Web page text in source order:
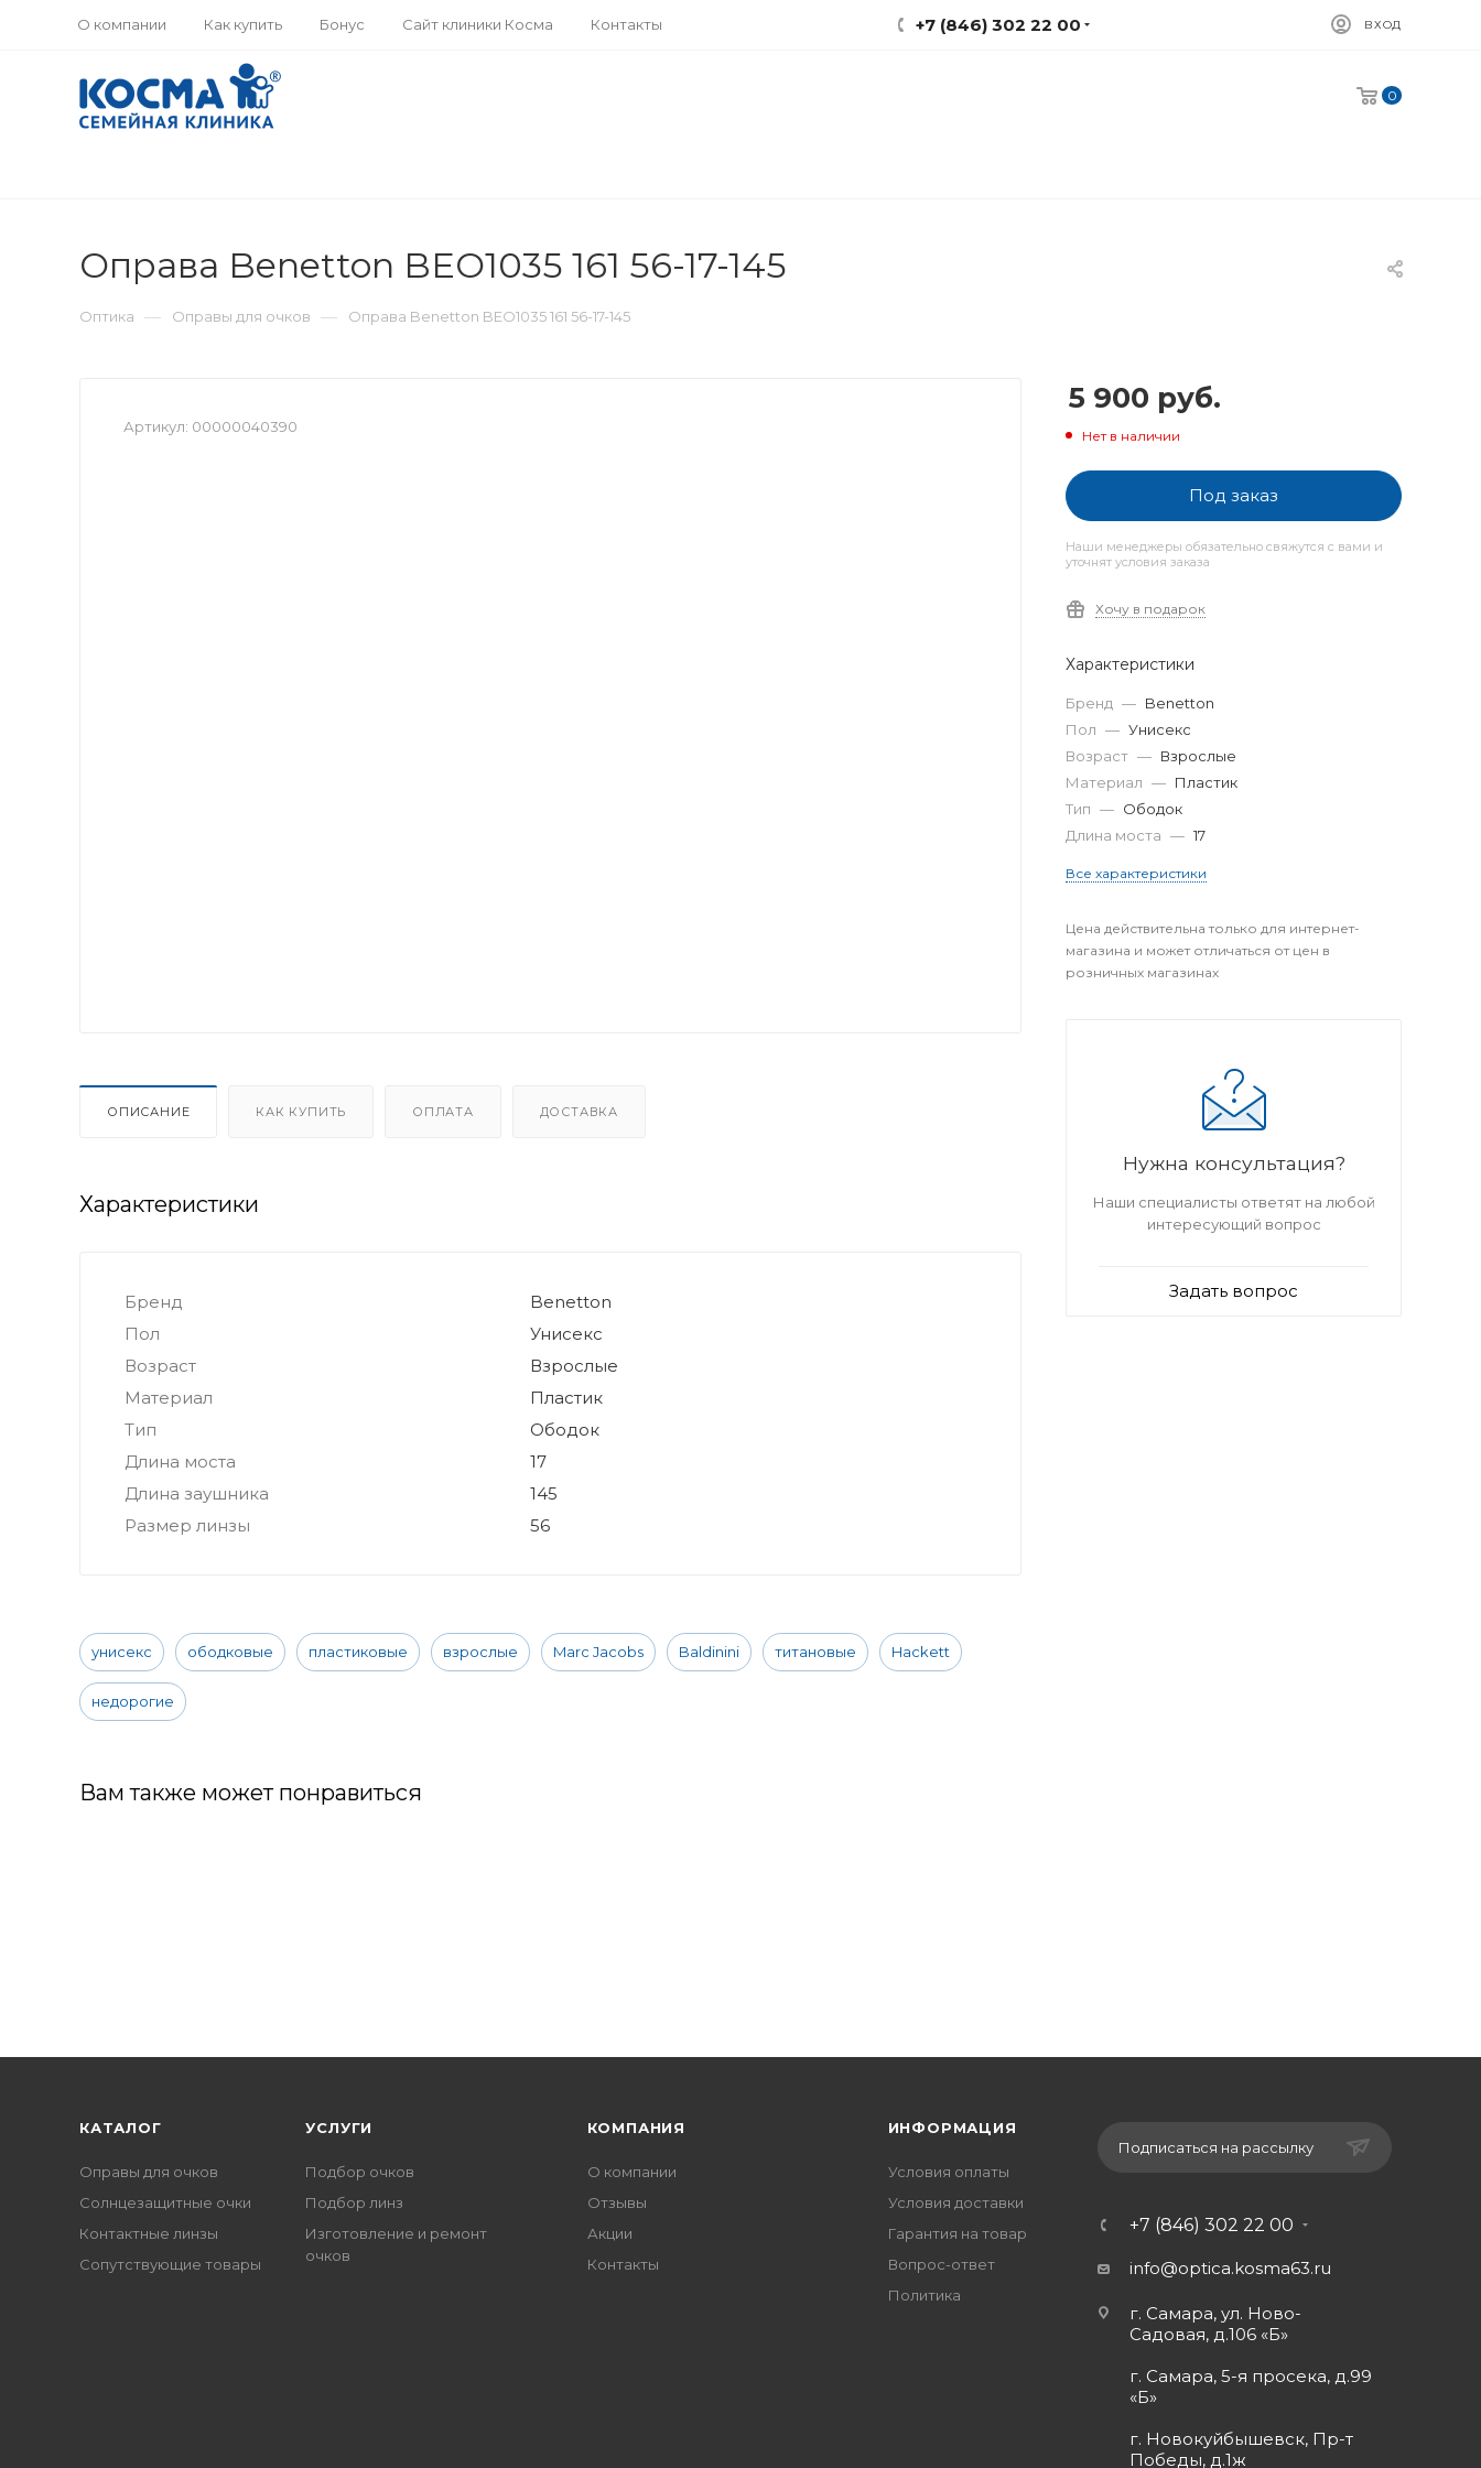
О компании Как купить Бонус Сайт клиники Косма Контакты +7 (846) 302 22 00 ВХОД
0
Оправа Benetton BEO1035 161 56-17-145
Оптика — Оправы для очков — Оправа Benetton BEO1035 161 56-17-145
Артикул: 00000040390
ОПИСАНИЕ КАК КУПИТЬ ОПЛАТА ДОСТАВКА
Характеристики
Бренд
Benetton
Пол
Унисекс
Возраст
Взрослые
Материал
Пластик
Тип
Ободок
Длина моста
17
Длина заушника
145
Размер линзы
56
унисекс ободковые пластиковые взрослые Marc Jacobs Baldinini титановые Hackett
недорогие
Вам также может понравиться
5 900 руб.
Нет в наличии
Под заказ
Наши менеджеры обязательно свяжутся с вами и
уточнят условия заказа
Хочу в подарок
Характеристики
Бренд — Benetton
Пол — Унисекс
Возраст — Взрослые
Материал — Пластик
Тип — Ободок
Длина моста — 17
Все характеристики
Цена действительна только для интернет-
магазина и может отличаться от цен в
розничных магазинах
Нужна консультация?
Наши специалисты ответят на любой
интересующий вопрос
Задать вопрос
КАТАЛОГ
Оправы для очков
Солнцезащитные очки
Контактные линзы
Сопутствующие товары
УСЛУГИ
Подбор очков
Подбор линз
Изготовление и ремонт
очков
КОМПАНИЯ
О компании
Отзывы
Акции
Контакты
ИНФОРМАЦИЯ
Условия оплаты
Условия доставки
Гарантия на товар
Вопрос-ответ
Политика
Подписаться на рассылку
+7 (846) 302 22 00
info@optica.kosma63.ru
г. Самара, ул. Ново-
Садовая, д.106 «Б»
г. Самара, 5-я просека, д.99
«Б»
г. Новокуйбышевск, Пр-т
Победы, д.1ж